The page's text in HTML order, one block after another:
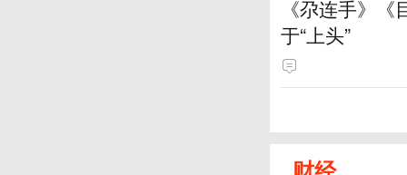
《尕连手》
于“上头”